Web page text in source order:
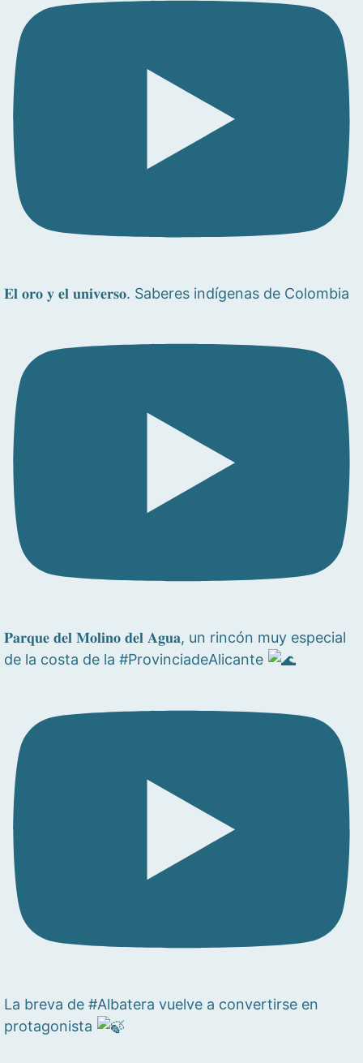
𝐄𝐥 𝐨𝐫𝐨 𝐲 𝐞𝐥 𝐮𝐧𝐢𝐯𝐞𝐫𝐬𝐨. Saberes indígenas de Colombia
𝐏𝐚𝐫𝐪𝐮𝐞 𝐝𝐞𝐥 𝐌𝐨𝐥𝐢𝐧𝐨 𝐝𝐞𝐥 𝐀𝐠𝐮𝐚, un rincón muy especial
de la costa de la #ProvinciadeAlicante
La breva de #Albatera vuelve a convertirse en
protagonista